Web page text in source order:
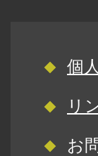
個
リ
お